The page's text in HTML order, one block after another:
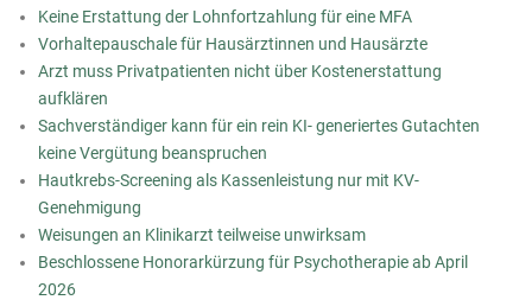
Keine Erstattung der Lohnfortzahlung für eine MFA
Vorhaltepauschale für Hausärztinnen und Hausärzte
Arzt muss Privatpatienten nicht über Kostenerstattung
aufklären
Sachverständiger kann für ein rein KI- generiertes Gutachten
keine Vergütung beanspruchen
Hautkrebs-Screening als Kassenleistung nur mit KV-
Genehmigung
Weisungen an Klinikarzt teilweise unwirksam
Beschlossene Honorarkürzung für Psychotherapie ab April
2026